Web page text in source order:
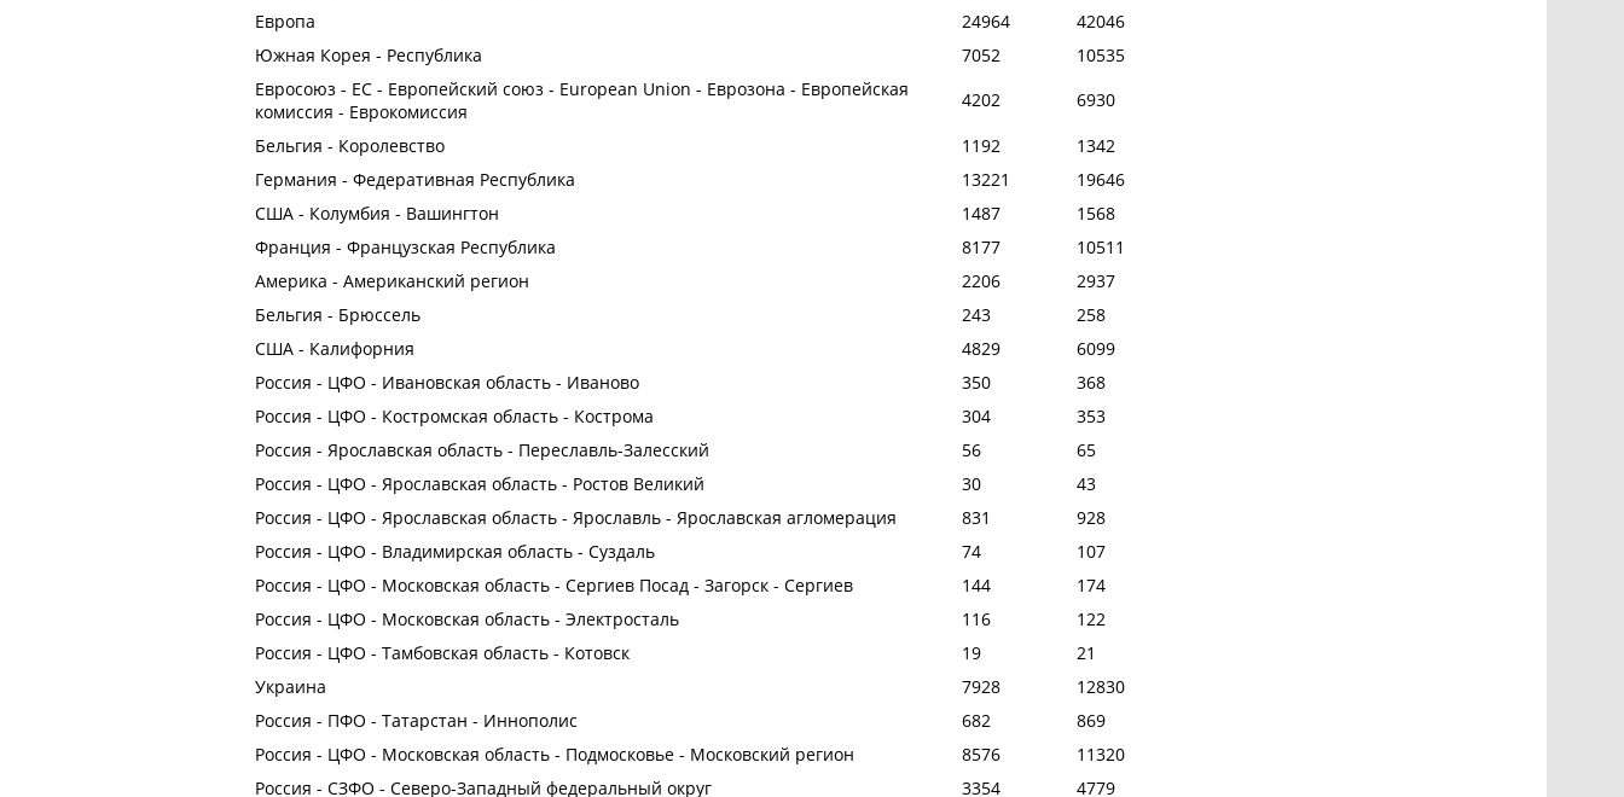
Европа
24964
42046
Южная Корея - Республика
7052
10535
Евросоюз - ЕС - Европейский союз - European Union - Еврозона - Европейская
комиссия - Еврокомиссия
4202
6930
Бельгия - Королевство
1192
1342
Германия - Федеративная Республика
13221
19646
США - Колумбия - Вашингтон
1487
1568
Франция - Французская Республика
8177
10511
Америка - Американский регион
2206
2937
Бельгия - Брюссель
243
258
США - Калифорния
4829
6099
Россия - ЦФО - Ивановская область - Иваново
350
368
Россия - ЦФО - Костромская область - Кострома
304
353
Россия - Ярославская область - Переславль-Залесский
56
65
Россия - ЦФО - Ярославская область - Ростов Великий
30
43
Россия - ЦФО - Ярославская область - Ярославль - Ярославская агломерация
831
928
Россия - ЦФО - Владимирская область - Суздаль
74
107
Россия - ЦФО - Московская область - Сергиев Посад - Загорск - Сергиев
144
174
Россия - ЦФО - Московская область - Электросталь
116
122
Россия - ЦФО - Тамбовская область - Котовск
19
21
Украина
7928
12830
Россия - ПФО - Татарстан - Иннополис
682
869
Россия - ЦФО - Московская область - Подмосковье - Московский регион
8576
11320
Россия - СЗФО - Северо-Западный федеральный округ
3354
4779